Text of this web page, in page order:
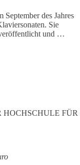
des Jahres
Sie
und …
FÜR